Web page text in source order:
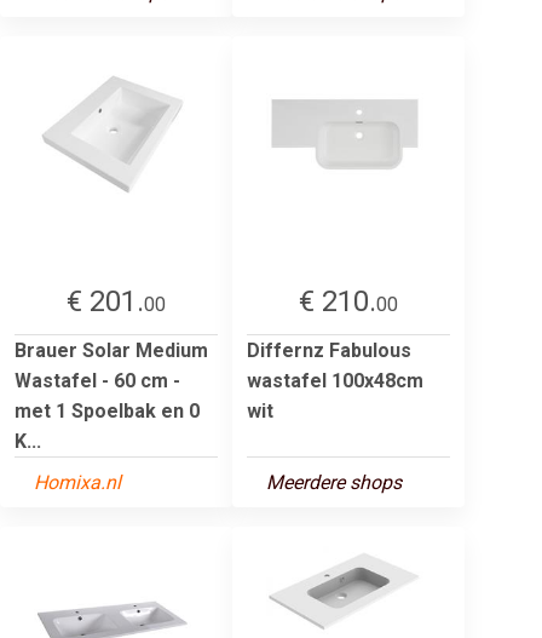
€ 201.00
Brauer Solar Medium
Wastafel - 60 cm -
met 1 Spoelbak en 0
K...
Homixa.nl
€ 210.00
Differnz Fabulous
wastafel 100x48cm
wit
Meerdere shops